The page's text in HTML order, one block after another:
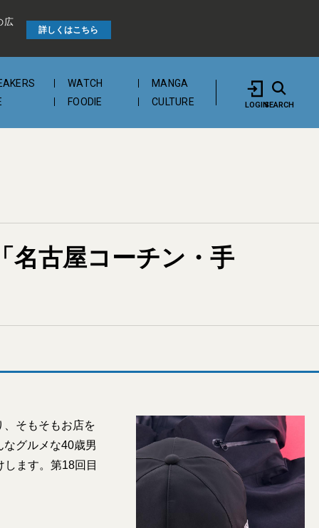
広
詳しくはこちら
WATCH
MANGA
FOODIE CULTURE LOGINSEARCH
名古屋コーチン・手
そもそもお店を
グルメな40歳男
ます。第18回目